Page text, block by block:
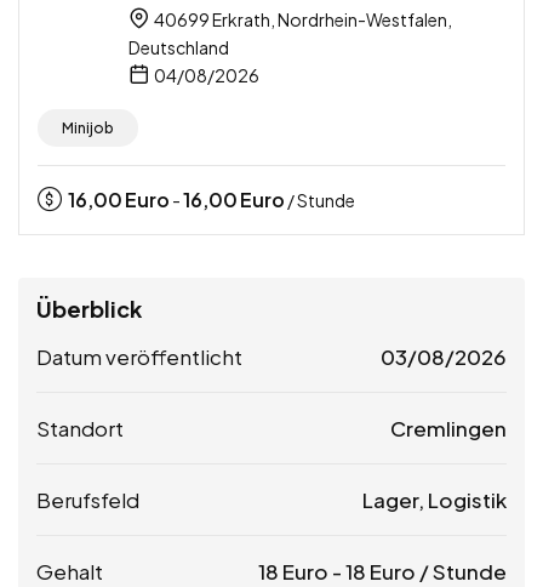
40699 Erkrath, Nordrhein-Westfalen,
Deutschland
04/08/2026
Minijob
16,00Euro -16,00Euro / Stunde
Überblick
Datum veröffentlicht 03/08/2026
Standort Cremlingen
Berufsfeld Lager, Logistik
Gehalt 18 Euro -18 Euro / Stunde